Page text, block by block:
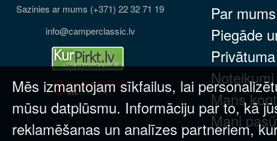
Sazinies ar mums (+371) 22 32 71 19
info@camperclassic.lv
Par mums
Piegāde
Noteikumi
Mans
Mani
Mēs izmantojam sīkfailus, lai
mūsu datplūsmu. Informāciju par to, kā
reklamēšanas un analīzes partneriem,